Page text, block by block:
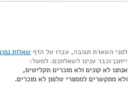
לפני השארת תגובה, עברו על הדף שאלות
ייתכן וכבר ענינו לשאלתכם. למשל:
אנחנו לא קונים ולא מוכרים תקליטים,
ולא מתקשרים למספרי טלפון לא מוכרים.